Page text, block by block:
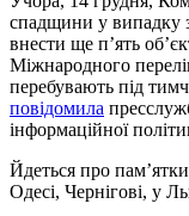
спадщини у випадку
внести ще п’ять
Міжнародного
перебувають під
повідомила
інформаційної
Йдеться про
Одесі, Чернігові, у